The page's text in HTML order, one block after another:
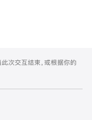
次交互结束，或根据你的